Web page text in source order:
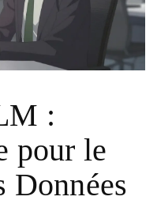
:
pour le
Données